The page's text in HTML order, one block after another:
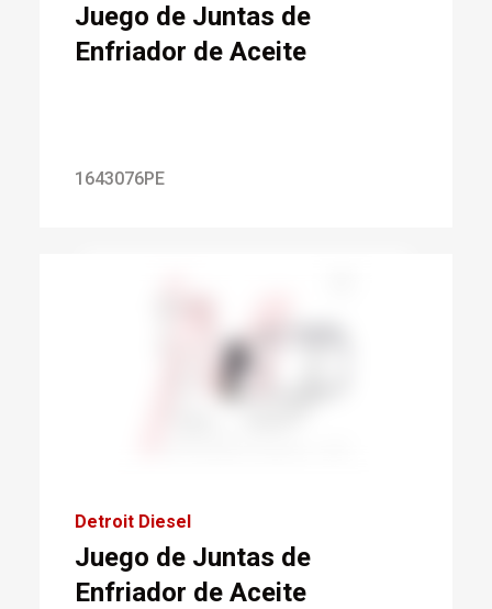
Juego de Juntas de
Enfriador de Aceite
1643076PE
Detroit Diesel
Juego de Juntas de
Enfriador de Aceite